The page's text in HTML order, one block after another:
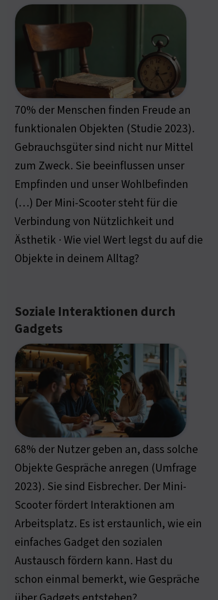
70% der Menschen finden Freude an
funktionalen Objekten (Studie 2023).
Gebrauchsgüter sind nicht nur Mittel
zum Zweck. Sie beeinflussen unser
Empfinden und unser Wohlbefinden
(…) Der Mini-Scooter steht für die
Verbindung von Nützlichkeit und
Ästhetik · Wie viel Wert legst du auf die
Objekte in deinem Alltag?
Soziale Interaktionen durch
Gadgets
68% der Nutzer geben an, dass solche
Objekte Gespräche anregen (Umfrage
2023). Sie sind Eisbrecher. Der Mini-
Scooter fördert Interaktionen am
Arbeitsplatz. Es ist erstaunlich, wie ein
einfaches Gadget den sozialen
Austausch fördern kann. Hast du
schon einmal bemerkt, wie Gespräche